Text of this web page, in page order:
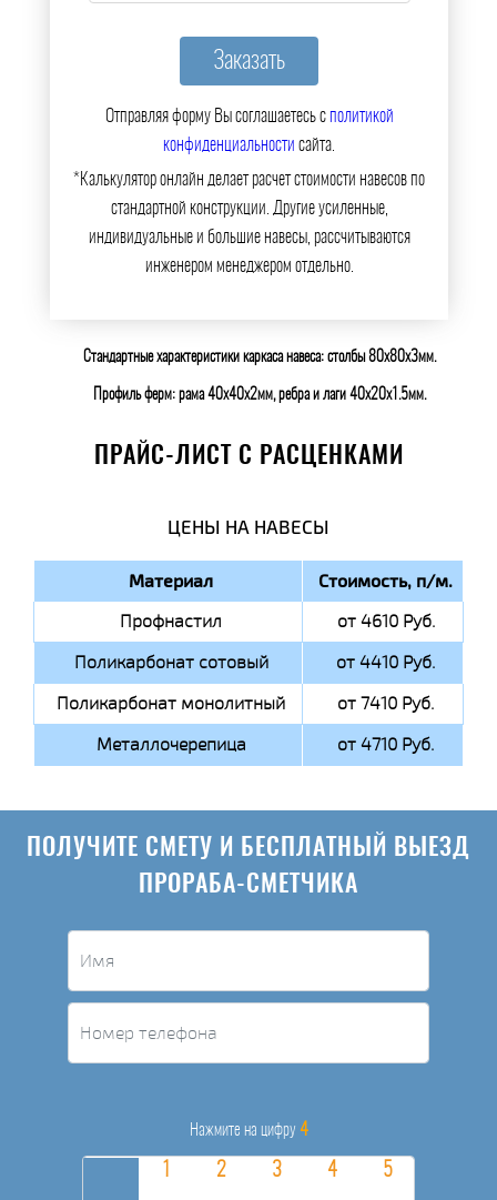
Отправляя форму Вы соглашаетесь сполитикой
конфиденциальности сайта.
*Калькулятор онлайн делает расчет стоимости навесов по
стандартной конструкции. Другие усиленные,
индивидуальные и большие навесы, рассчитываются
инженером менеджером отдельно.
Стандартные характеристики каркаса навеса: столбы 80х80х3мм.
Профиль ферм: рама 40х40х2мм, ребра и лаги 40х20х1.5мм.
ПРАЙС-ЛИСТ С РАСЦЕНКАМИ
ЦЕНЫ НА НАВЕСЫ
Материал Стоимость, п/м.
Профнастил
от 4610 Руб.
Поликарбонат сотовый
от 4410 Руб.
Поликарбонат монолитный
от 7410 Руб.
Металлочерепица
от 4710 Руб.
ПОЛУЧИТЕ СМЕТУ И БЕСПЛАТНЫЙ ВЫЕЗД
ПРОРАБА-СМЕТЧИКА
Нажмите на цифру 4